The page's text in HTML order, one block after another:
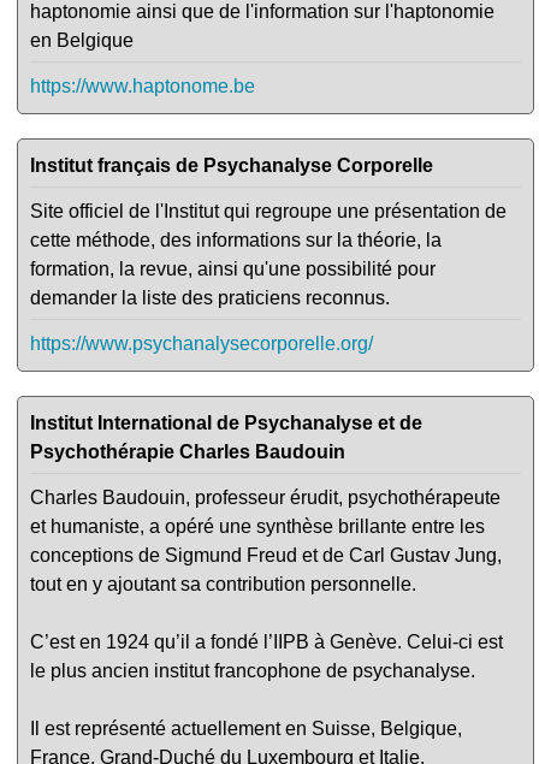
haptonomie ainsi que de l'information sur l'haptonomie
en Belgique
https://www.haptonome.be
Institut français de Psychanalyse Corporelle
Site officiel de l'Institut qui regroupe une présentation de
cette méthode, des informations sur la théorie, la
formation, la revue, ainsi qu'une possibilité pour
demander la liste des praticiens reconnus.
https://www.psychanalysecorporelle.org/
Institut International de Psychanalyse et de
Psychothérapie Charles Baudouin
Charles Baudouin, professeur érudit, psychothérapeute
et humaniste, a opéré une synthèse brillante entre les
conceptions de Sigmund Freud et de Carl Gustav Jung,
tout en y ajoutant sa contribution personnelle.
C’est en 1924 qu’il a fondé l’IIPB à Genève. Celui-ci est
le plus ancien institut francophone de psychanalyse.
Il est représenté actuellement en Suisse, Belgique,
France, Grand-Duché du Luxembourg et Italie.